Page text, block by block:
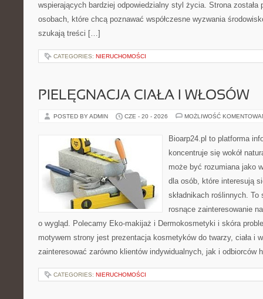
wspierających bardziej odpowiedzialny styl życia. Strona została
osobach, które chcą poznawać współczesne wyzwania
szukają treści […]
CATEGORIES: NIERUCHOMOŚCI
PIELĘGNACJA CIAŁA I WŁOSÓW
POSTED BY ADMIN CZE - 20 - 2026 MOŻLIWOŚĆ
Bioarp24.pl to platforma
koncentruje się wokół
może być rozumiana jako
dla osób, które interesują
składnikach roślinnych.
rosnące zainteresowanie
o wygląd. Polecamy Eko-makijaż i Dermokosmetyki i skóra
motywem strony jest prezentacja kosmetyków do twarzy, ciała i
zainteresować zarówno klientów indywidualnych, jak i
CATEGORIES: NIERUCHOMOŚCI